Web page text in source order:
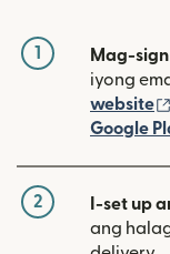
1 Mag-
iyong
website
Google
2 I-set up
ang